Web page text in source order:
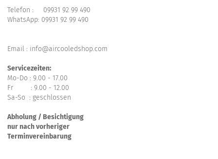
Telefon : 09931 92 99 490
WhatsApp: 09931 92 99 490
Email : info@aircooledshop.com
Servicezeiten:
Mo-Do : 9.00 - 17.00
Fr : 9.00 - 12.00
Sa-So : geschlossen
Abholung / Besichtigung
nur nach vorheriger
Terminvereinbarung